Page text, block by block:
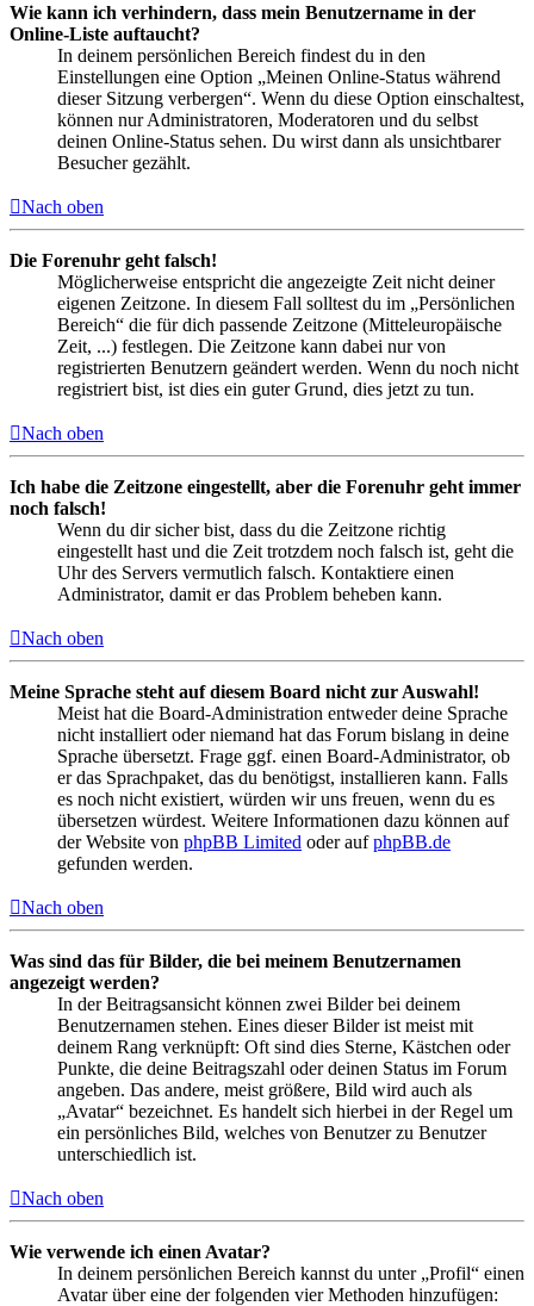
Wie kann ich verhindern, dass mein Benutzername in der
Online-Liste auftaucht?
In deinem persönlichen Bereich findest du in den
Einstellungen eine Option „Meinen Online-Status während
dieser Sitzung verbergen“. Wenn du diese Option einschaltest,
können nur Administratoren, Moderatoren und du selbst
deinen Online-Status sehen. Du wirst dann als unsichtbarer
Besucher gezählt.
Nach oben
Die Forenuhr geht falsch!
Möglicherweise entspricht die angezeigte Zeit nicht deiner
eigenen Zeitzone. In diesem Fall solltest du im „Persönlichen
Bereich“ die für dich passende Zeitzone (Mitteleuropäische
Zeit, ...) festlegen. Die Zeitzone kann dabei nur von
registrierten Benutzern geändert werden. Wenn du noch nicht
registriert bist, ist dies ein guter Grund, dies jetzt zu tun.
Nach oben
Ich habe die Zeitzone eingestellt, aber die Forenuhr geht immer
noch falsch!
Wenn du dir sicher bist, dass du die Zeitzone richtig
eingestellt hast und die Zeit trotzdem noch falsch ist, geht die
Uhr des Servers vermutlich falsch. Kontaktiere einen
Administrator, damit er das Problem beheben kann.
Nach oben
Meine Sprache steht auf diesem Board nicht zur Auswahl!
Meist hat die Board-Administration entweder deine Sprache
nicht installiert oder niemand hat das Forum bislang in deine
Sprache übersetzt. Frage ggf. einen Board-Administrator, ob
er das Sprachpaket, das du benötigst, installieren kann. Falls
es noch nicht existiert, würden wir uns freuen, wenn du es
übersetzen würdest. Weitere Informationen dazu können auf
der Website von phpBB Limited oder aufphpBB.de
gefunden werden.
Nach oben
Was sind das für Bilder, die bei meinem Benutzernamen
angezeigt werden?
In der Beitragsansicht können zwei Bilder bei deinem
Benutzernamen stehen. Eines dieser Bilder ist meist mit
deinem Rang verknüpft: Oft sind dies Sterne, Kästchen oder
Punkte, die deine Beitragszahl oder deinen Status im Forum
angeben. Das andere, meist größere, Bild wird auch als
„Avatar“ bezeichnet. Es handelt sich hierbei in der Regel um
ein persönliches Bild, welches von Benutzer zu Benutzer
unterschiedlich ist.
Nach oben
Wie verwende ich einen Avatar?
In deinem persönlichen Bereich kannst du unter „Profil“ einen
Avatar über eine der folgenden vier Methoden hinzufügen: